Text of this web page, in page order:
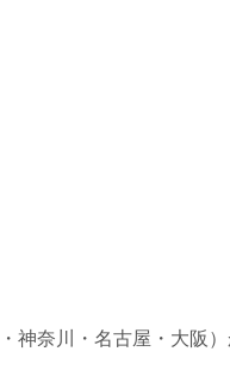
神奈川・名古屋・大阪